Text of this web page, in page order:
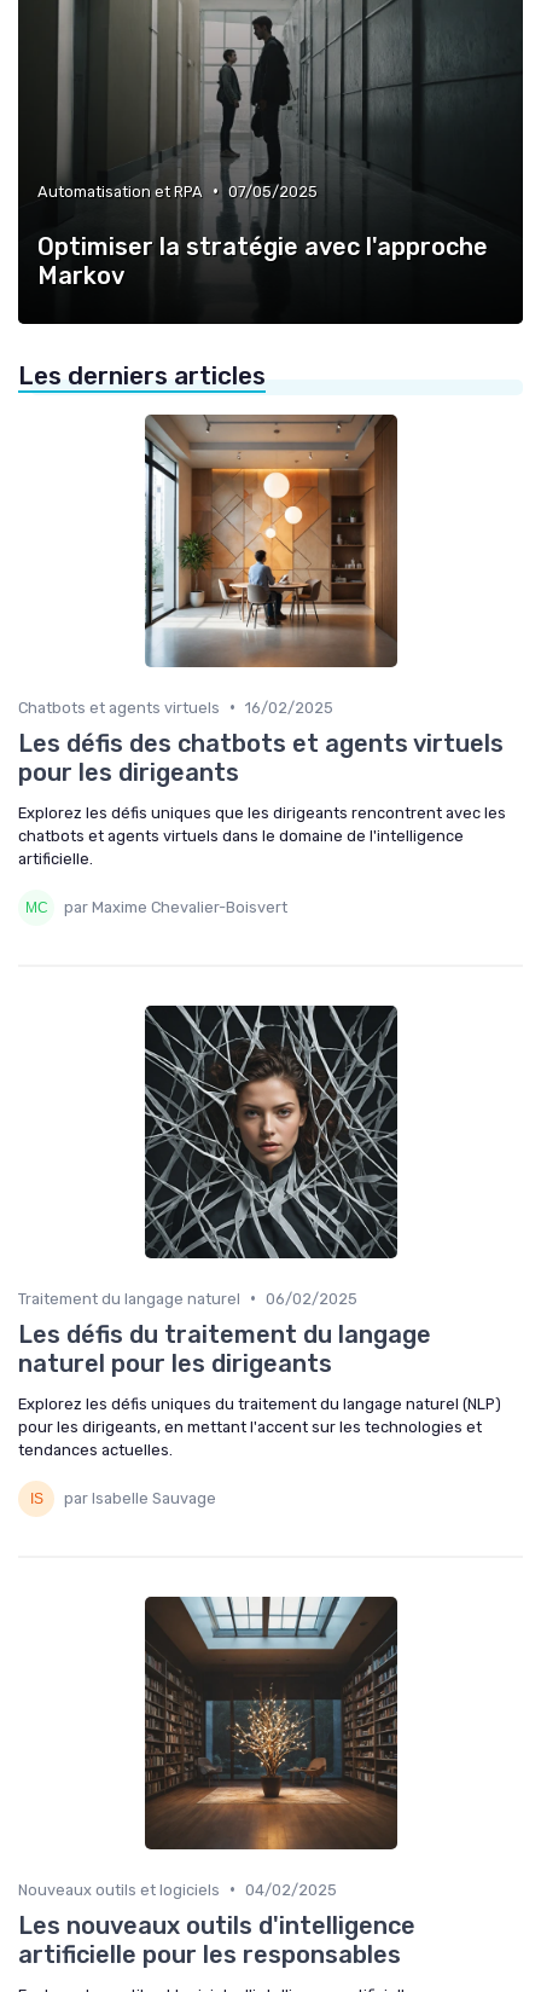
Automatisation et RPA • 07/05/2025
Optimiser la stratégie avec l'approche
Markov
Les derniers articles
Chatbots et agents virtuels • 16/02/2025
Les défis des chatbots et agents virtuels
pour les dirigeants
Explorez les défis uniques que les dirigeants rencontrent avec les
chatbots et agents virtuels dans le domaine de l'intelligence
artificielle.
par Maxime Chevalier-Boisvert
Traitement du langage naturel • 06/02/2025
Les défis du traitement du langage
naturel pour les dirigeants
Explorez les défis uniques du traitement du langage naturel (NLP)
pour les dirigeants, en mettant l'accent sur les technologies et
tendances actuelles.
par Isabelle Sauvage
Nouveaux outils et logiciels • 04/02/2025
Les nouveaux outils d'intelligence
artificielle pour les responsables